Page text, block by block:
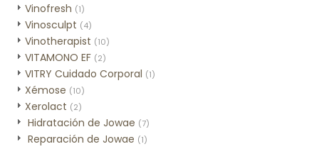
Vinofresh (1)
Vinosculpt (4)
Vinotherapist (10)
VITAMONO EF (2)
VITRY Cuidado Corporal (1)
Xémose (10)
Xerolact (2)
Hidratación de Jowae (7)
Reparación de Jowae (1)